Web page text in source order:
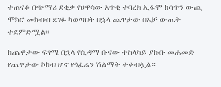
ተጠናቆ በጭማሪ ደቂቃ የሀዋሳው አጥቂ ተባረክ ኢፋሞ ከሳጥን ውጪ
ሞክሮ መክብብ ደገፉ ካወጣበት በኋላ ጨዋታው በአቻ ውጤት
ተደምድሟል፡፡
ከጨዋታው ፍፃሜ በኋላ የሲዳማ ቡናው ተከላካይ ያኩቡ መሐመድ
የጨዋታው ኮከብ ሆኖ የጎፈሬን ሽልማት ተቀብሏል።